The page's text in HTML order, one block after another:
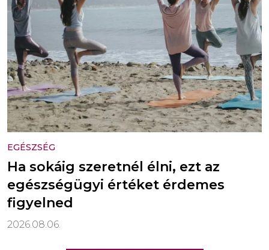
EGÉSZSÉG
Ha sokáig szeretnél élni, ezt az
egészségügyi értéket érdemes
figyelned
2026.08.06.